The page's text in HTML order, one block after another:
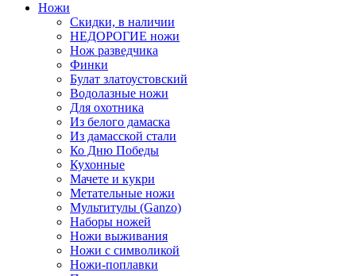
Ножи
Скидки, в наличии
НЕДОРОГИЕ ножи
Нож разведчика
Финки
Булат златоустовский
Водолазные ножи
Для охотника
Из белого дамаска
Из дамасской стали
Ко Дню Победы
Кухонные
Мачете и кукри
Метательные ножи
Мультитулы (Ganzo)
Наборы ножей
Ножи выживания
Ножи с символикой
Ножи-поплавки